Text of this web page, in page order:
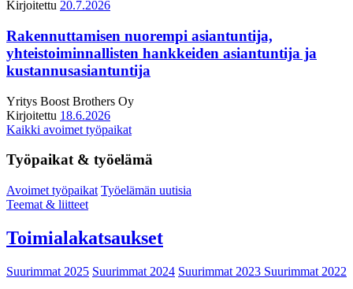
Kirjoitettu 20.7.2026
Rakennuttamisen nuorempi asiantuntija,
yhteistoiminnallisten hankkeiden asiantuntija ja
kustannusasiantuntija
Yritys Boost Brothers Oy
Kirjoitettu 18.6.2026
Kaikki avoimet työpaikat
Työpaikat & työelämä
Avoimet työpaikat Työelämän uutisia
Teemat & liitteet
Toimialakatsaukset
Suurimmat 2025 Suurimmat 2024 Suurimmat 2023 Suurimmat 2022